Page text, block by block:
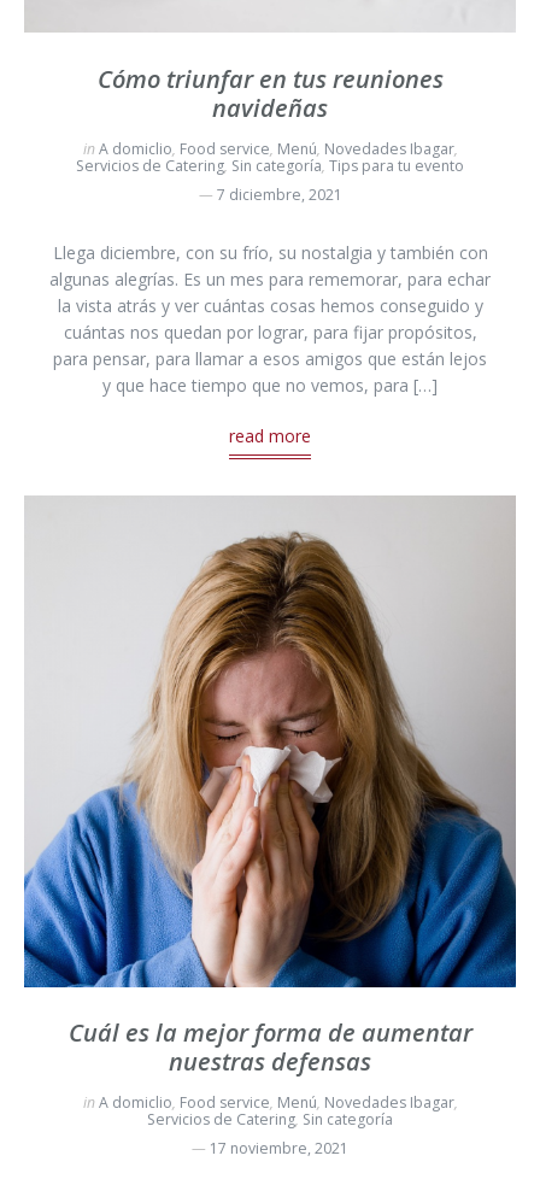
Cómo triunfar en tus reuniones
navideñas
inA domiclio, Food service, Menú, Novedades Ibagar,
Servicios de Catering, Sin categoría, Tips para tu evento
7 diciembre, 2021
Llega diciembre, con su frío, su nostalgia y también con
algunas alegrías. Es un mes para rememorar, para echar
la vista atrás y ver cuántas cosas hemos conseguido y
cuántas nos quedan por lograr, para fijar propósitos,
para pensar, para llamar a esos amigos que están lejos
y que hace tiempo que no vemos, para […]
read more
Cuál es la mejor forma de aumentar
nuestras defensas
inA domiclio, Food service, Menú, Novedades Ibagar,
Servicios de Catering, Sin categoría
17 noviembre, 2021